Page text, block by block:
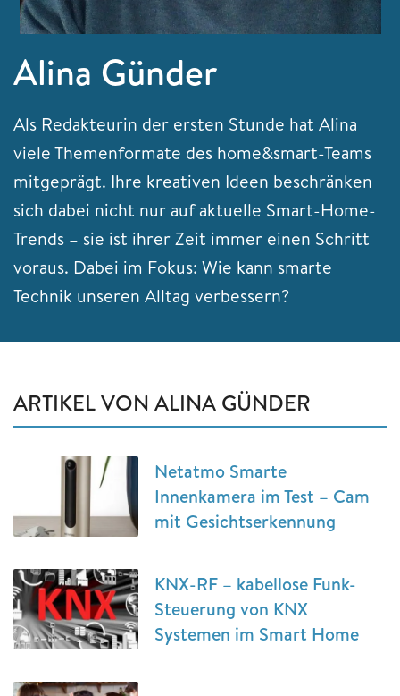
Alina Günder
Als Redakteurin der ersten Stunde hat Alina
viele Themenformate des home&smart-Teams
mitgeprägt. Ihre kreativen Ideen beschränken
sich dabei nicht nur auf aktuelle Smart-Home-
Trends – sie ist ihrer Zeit immer einen Schritt
voraus. Dabei im Fokus: Wie kann smarte
Technik unseren Alltag verbessern?
ARTIKEL VON ALINA GÜNDER
Netatmo Smarte
Innenkamera im Test – Cam
mit Gesichtserkennung
KNX-RF – kabellose Funk-
Steuerung von KNX
Systemen im Smart Home